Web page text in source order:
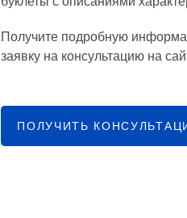
Получите подробную
заявку на консультацию на
ПОЛУЧИТЬ